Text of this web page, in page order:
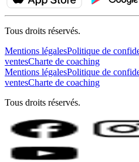
Tous droits réservés.
Mentions légalesPolitique de
ventesCharte de coaching
Mentions légalesPolitique de
ventesCharte de coaching
Tous droits réservés.